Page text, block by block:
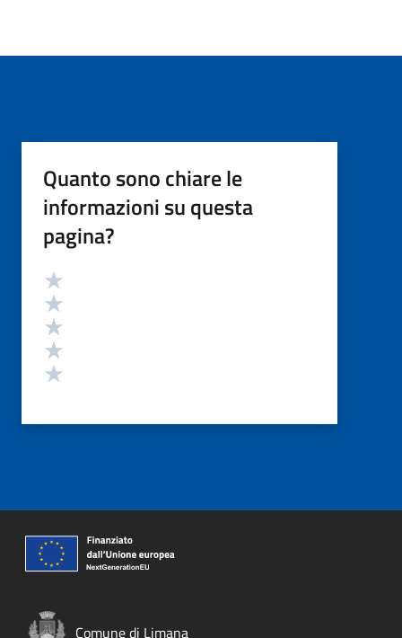
Quanto sono chiare le
informazioni su questa
pagina?
Valutazione
Comune di Limana